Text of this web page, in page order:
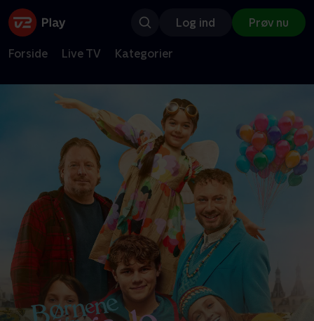
Log ind Prøv nu
Forside Live TV Kategorier